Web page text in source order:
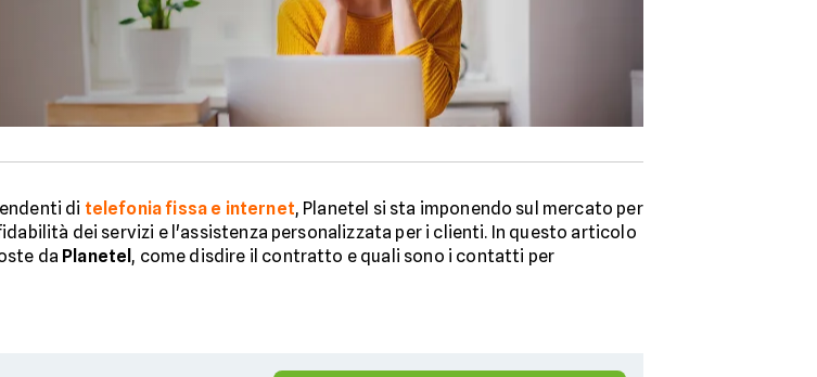
di telefonia fissa e internet, Planetel si sta imponendo sul mercato per
dei servizi e l'assistenza personalizzata per i clienti. In questo articolo
da Planetel , come disdire il contratto e quali sono i contatti per